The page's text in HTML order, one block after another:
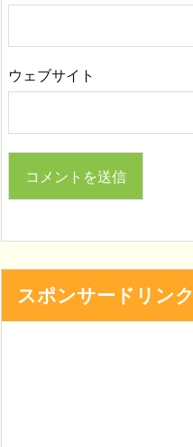
ウェブサイト
スポンサードリンク